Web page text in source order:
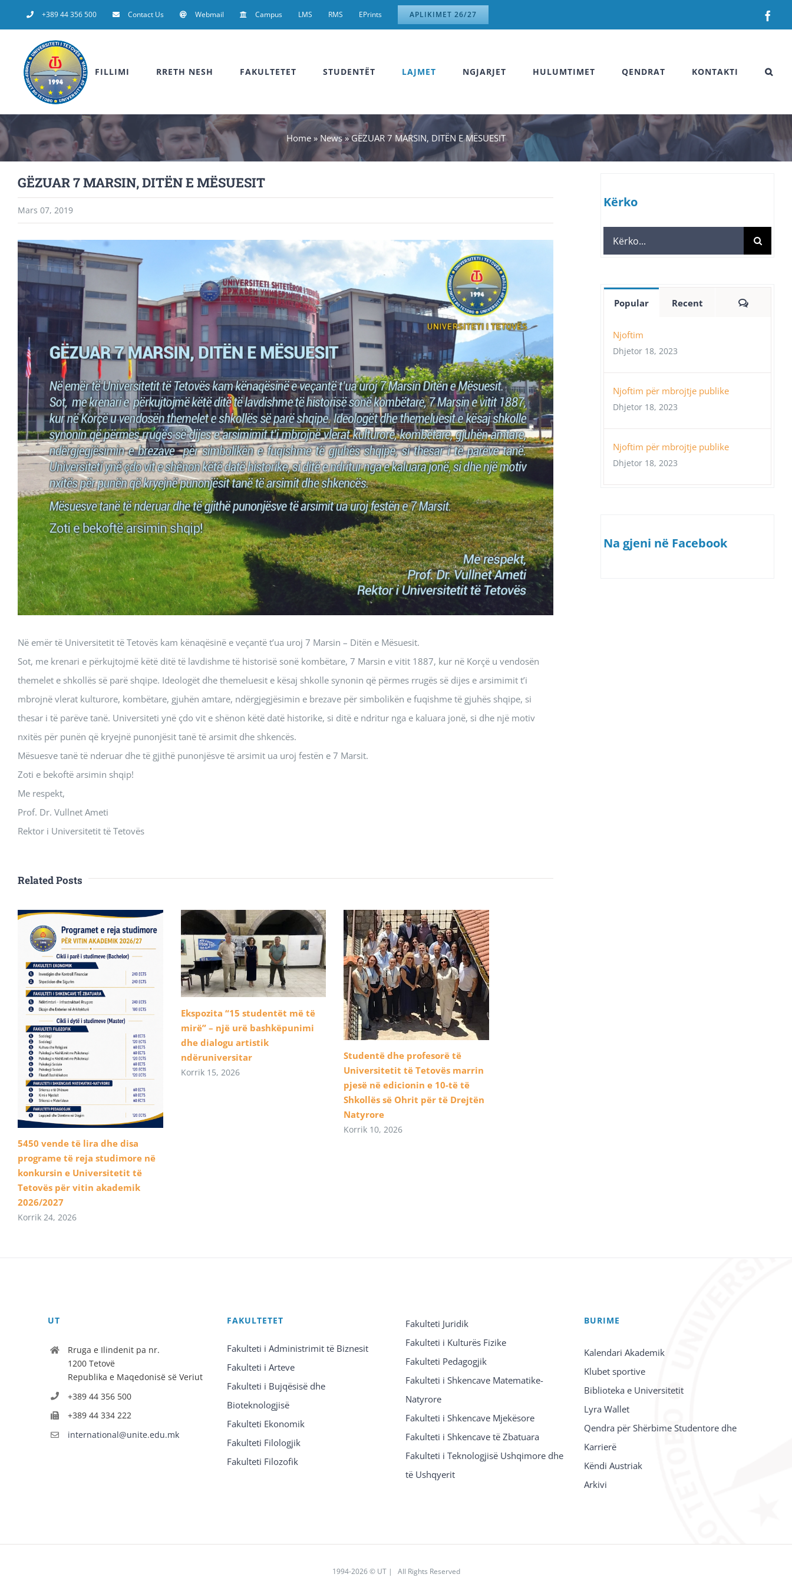
to
+389 44 356 500 Contact Us Webmail Campus LMS RMS EPrints APLIKIMET 26/27
FILLIMI RRETH NESH FAKULTETET STUDENTËT LAJMET NGJARJET HULUMTIMET QENDRAT KONTAKTI
Home » News»GËZUAR 7 MARSIN, DITËN E MËSUESIT
GËZUAR 7 MARSIN, DITËN E MËSUESIT
Mars 07, 2019
View
Larger
Image
Në emër të Universitetit të Tetovës kam kënaqësinë e veçantë t’ua uroj 7 Marsin – Ditën e Mësuesit.
Sot, me krenari e përkujtojmë këtë ditë të lavdishme të historisë sonë kombëtare, 7 Marsin e vitit 1887, kur në Korçë u vendosën
themelet e shkollës së parë shqipe. Ideologët dhe themeluesit e kësaj shkolle synonin që përmes rrugës së dijes e arsimimit t’i
mbrojnë vlerat kulturore, kombëtare, gjuhën amtare, ndërgjegjësimin e brezave për simbolikën e fuqishme të gjuhës shqipe, si
thesar i të parëve tanë. Universiteti ynë çdo vit e shënon këtë datë historike, si ditë e ndritur nga e kaluara jonë, si dhe një motiv
nxitës për punën që kryejnë punonjësit tanë të arsimit dhe shkencës.
Mësuesve tanë të nderuar dhe të gjithë punonjësve të arsimit ua uroj festën e 7 Marsit.
Zoti e bekoftë arsimin shqip!
Me respekt,
Prof. Dr. Vullnet Ameti
Rektor i Universitetit të Tetovës
Related Posts
5450 vende të lira dhe disa
programe të reja studimore në
konkursin e Universitetit të
Tetovës për vitin akademik
2026/2027
Korrik 24, 2026
Ekspozita “15 studentët më të
mirë” – një urë bashkëpunimi
dhe dialogu artistik
ndëruniversitar
Korrik 15, 2026
Studentë dhe profesorë të
Universitetit të Tetovës marrin
pjesë në edicionin e 10-të të
Shkollës së Ohrit për të Drejtën
Natyrore
Korrik 10, 2026
Kërko
Search
for:
Popular Recent
Njoftim
Dhjetor 18, 2023
Njoftim për mbrojtje publike
Dhjetor 18, 2023
Njoftim për mbrojtje publike
Dhjetor 18, 2023
Na gjeni në Facebook
UT
Rruga e Ilindenit pa nr.
1200 Tetovë
Republika e Maqedonisë së Veriut
+389 44 356 500
+389 44 334 222
international@unite.edu.mk
FAKULTETET
Fakulteti i Administrimit të Biznesit
Fakulteti i Arteve
Fakulteti i Bujqësisë dhe
Bioteknologjisë
Fakulteti Ekonomik
Fakulteti Filologjik
Fakulteti Filozofik
Fakulteti Juridik
Fakulteti i Kulturës Fizike
Fakulteti Pedagogjik
Fakulteti i Shkencave Matematike-
Natyrore
Fakulteti i Shkencave Mjekësore
Fakulteti i Shkencave të Zbatuara
Fakulteti i Teknologjisë Ushqimore dhe
të Ushqyerit
BURIME
Kalendari Akademik
Klubet sportive
Biblioteka e Universitetit
Lyra Wallet
Qendra për Shërbime Studentore dhe
Karrierë
Këndi Austriak
Arkivi
1994-2026 © UT | All Rights Reserved